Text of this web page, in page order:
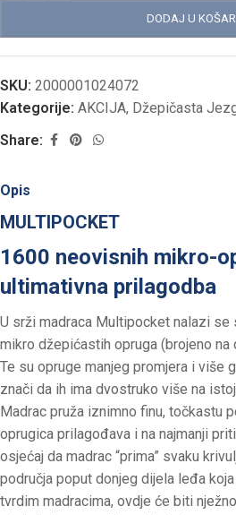
DODAJ U
SKU: 2000001024072
Kategorije: AKCIJA, Džepičasta
Share:
Opis
MULTIPOCKET
1600 neovisnih mikro-
ultimativna prilagodba
U srži madraca Multipocket nalazi
mikro džepićastih opruga (brojeno na
Te su opruge manjeg promjera i više
znači da ih ima dvostruko više na
Madrac pruža iznimno finu, točkastu
oprugica prilagođava i na najmanji
osjećaj da madrac “prima” svaku
područja poput donjeg dijela leđa
tvrdim madracima, ovdje će biti